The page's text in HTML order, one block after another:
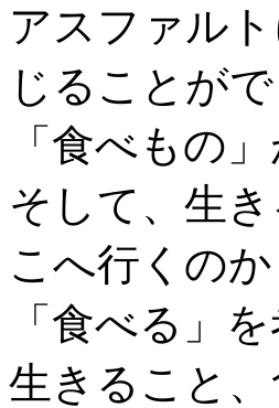
アスファル
じることが
「食べもの
そして、生
こへ行くの
「食べる」
生きること